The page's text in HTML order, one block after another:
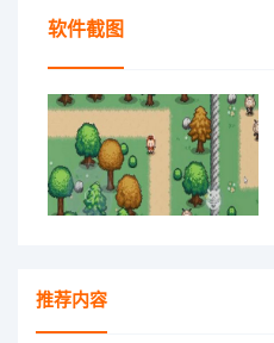
软件截图
推荐内容